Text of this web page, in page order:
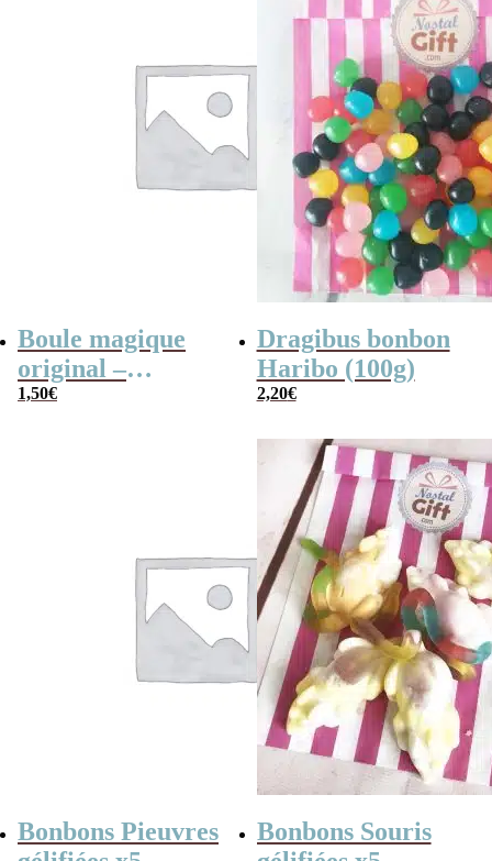
Boule magique
original –
Jawbreaker 2×3
1,50€
Dragibus bonbon
Haribo (100g)
2,20€
Bonbons Pieuvres
Bonbons Souris